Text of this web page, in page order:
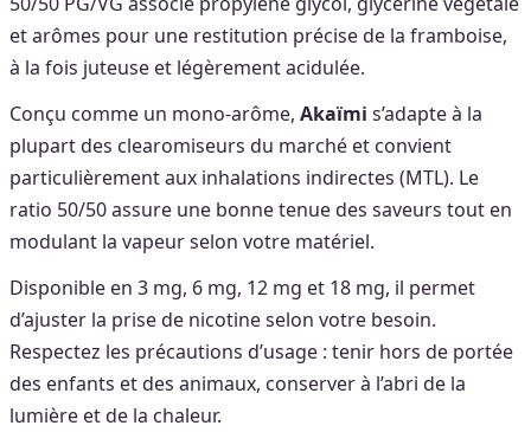
et arômes pour une restitution précise de la framboise,
à la fois juteuse et légèrement acidulée.
Conçu comme un mono‑arôme, Akaïmi s’adapte à la
plupart des clearomiseurs du marché et convient
particulièrement aux inhalations indirectes (MTL). Le
ratio 50/50 assure une bonne tenue des saveurs tout en
modulant la vapeur selon votre matériel.
Disponible en 3 mg, 6 mg, 12 mg et 18 mg, il permet
d’ajuster la prise de nicotine selon votre besoin.
Respectez les précautions d’usage : tenir hors de portée
des enfants et des animaux, conserver à l’abri de la
lumière et de la chaleur.